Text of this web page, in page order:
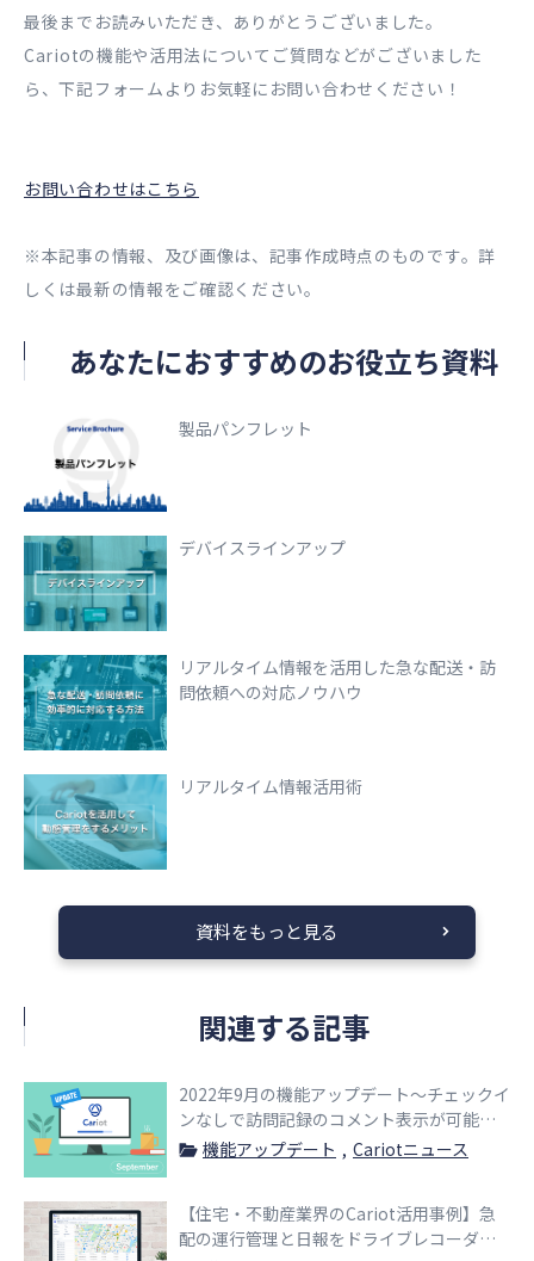
最後までお読みいただき、ありがとうございました。
Cariotの機能や活用法についてご質問などがございました
ら、下記フォームよりお気軽にお問い合わせください！
お問い合わせはこちら
※本記事の情報、及び画像は、記事作成時点のものです。詳
しくは最新の情報をご確認ください。
あなたにおすすめのお役立ち資料
製品パンフレット
デバイスラインアップ
リアルタイム情報を活用した急な配送・訪
問依頼への対応ノウハウ
リアルタイム情報活用術
資料をもっと見る
関連する記事
2022年9月の機能アップデート〜チェックイ
ンなしで訪問記録のコメント表示が可能
に！活用事例も紹介〜
機能アップデート Cariotニュース
【住宅・不動産業界のCariot活用事例】急
配の運行管理と日報をドライブレコーダー